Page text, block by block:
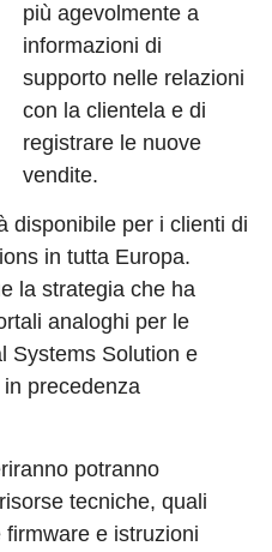
più agevolmente a
informazioni di
supporto nelle relazioni
con la clientela e di
registrare le nuove
vendite.
disponibile per i clienti di
in tutta Europa.
la strategia che ha
analoghi per le
Systems Solution e
precedenza
potranno
tecniche, quali
e istruzioni